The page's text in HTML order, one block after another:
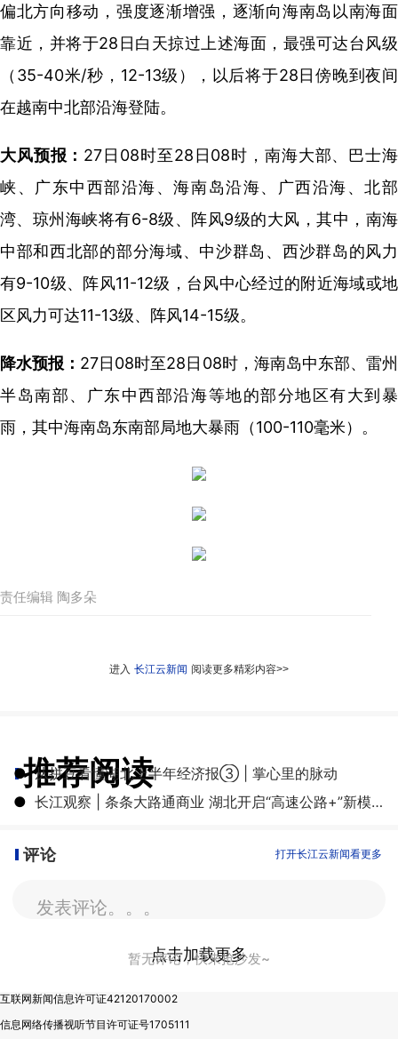
偏北方向移动，强度逐渐增强，逐渐向海南岛以南海面
靠近，并将于28日白天掠过上述海面，最强可达台风级
（35-40米/秒，12-13级），以后将于28日傍晚到夜间
在越南中北部沿海登陆。
大风预报： 27日08时至28日08时，南海大部、巴士海
峡、广东中西部沿海、海南岛沿海、广西沿海、北部
湾、琼州海峡将有6-8级、阵风9级的大风，其中，南海
中部和西北部的部分海域、中沙群岛、西沙群岛的风力
有9-10级、阵风11-12级，台风中心经过的附近海域或地
区风力可达11-13级、阵风14-15级。
降水预报： 27日08时至28日08时，海南岛中东部、雷州
半岛南部、广东中西部沿海等地的部分地区有大到暴
雨，其中海南岛东南部局地大暴雨（100-110毫米）。
责任编辑 陶多朵
进入 长江云新闻 阅读更多精彩内容>>
推荐阅读
● 从拼豆看懂湖北上半年经济报③ | 掌心里的脉动
●
长江观察 | 条条大路通商业 湖北开启“高速公路+”新模式
评论 打开长江云新闻看更多
发表评论。。。
暂无评论，快来抢沙发~
点击加载更多
互联网新闻信息许可证42120170002
信息网络传播视听节目许可证号1705111